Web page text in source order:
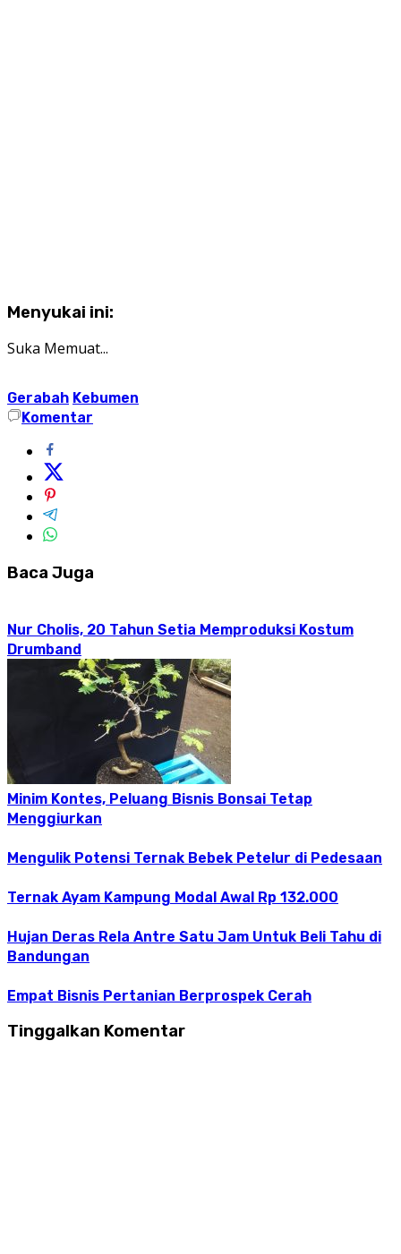
Menyukai ini:
Suka Memuat...
Gerabah Kebumen
Komentar
Baca Juga
Nur Cholis, 20 Tahun Setia Memproduksi Kostum
Drumband
Minim Kontes, Peluang Bisnis Bonsai Tetap
Menggiurkan
Mengulik Potensi Ternak Bebek Petelur di Pedesaan
Ternak Ayam Kampung Modal Awal Rp 132.000
Hujan Deras Rela Antre Satu Jam Untuk Beli Tahu di
Bandungan
Empat Bisnis Pertanian Berprospek Cerah
Tinggalkan Komentar